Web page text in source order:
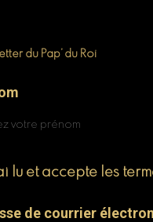
du Pap’ du Roi
lu et accepte les
de courrier